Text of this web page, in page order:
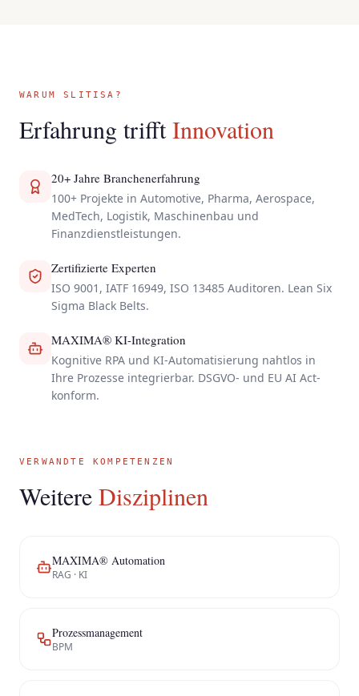
WARUM SLITISA?
Erfahrung trifftInnovation
20+ Jahre Branchenerfahrung
100+ Projekte in Automotive, Pharma, Aerospace,
MedTech, Logistik, Maschinenbau und
Finanzdienstleistungen.
Zertifizierte Experten
ISO 9001, IATF 16949, ISO 13485 Auditoren. Lean Six
Sigma Black Belts.
MAXIMA® KI-Integration
Kognitive RPA und KI-Automatisierung nahtlos in
Ihre Prozesse integrierbar. DSGVO- und EU AI Act-
konform.
VERWANDTE KOMPETENZEN
Weitere Disziplinen
MAXIMA® Automation
RAG · KI
Prozessmanagement
BPM